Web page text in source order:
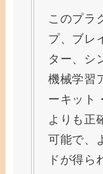
このプラ
プ、ブレ
ター、シ
機械学習
ーキット
よりも正
可能で、
ドが得ら